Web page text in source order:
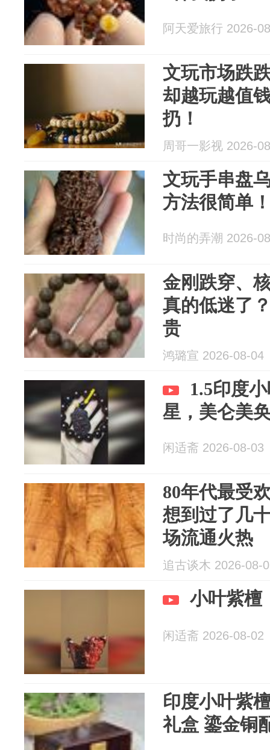
阿天爱旅行 2026-
文玩市场跌
却越玩越值
扔！
周哥一影视 2026-
文玩手串盘
方法很简单
时尚的弄潮 2026-
金刚跌穿、
真的低迷了
贵
鸿璐宣 2026-08-04
1.5印度
星，美仑美
闲适斋 2026-08-03
80年代最受
想到过了几
场流通火热
追古谈木 2026-08-
小叶紫檀
闲适斋 2026-08-02
印度小叶紫
礼盒 鎏金铜